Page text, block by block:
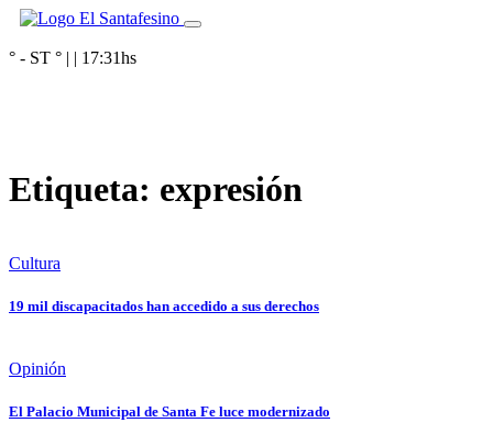
° - ST ° | | 17:31hs
Etiqueta: expresión
Cultura
19 mil discapacitados han accedido a sus derechos
Opinión
El Palacio Municipal de Santa Fe luce modernizado